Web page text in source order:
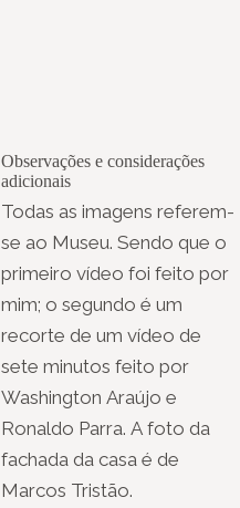
Observações e considerações
adicionais
Todas as imagens referem-
se ao Museu. Sendo que o
primeiro vídeo foi feito por
mim; o segundo é um
recorte de um vídeo de
sete minutos feito por
Washington Araújo e
Ronaldo Parra. A foto da
fachada da casa é de
Marcos Tristão.